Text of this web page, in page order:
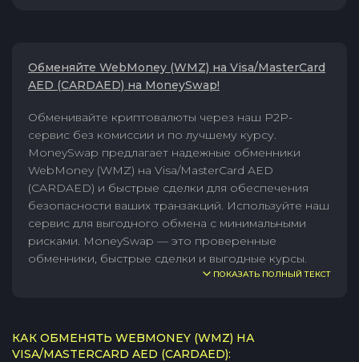
Обменяйте WebMoney (WMZ) на Visa/MasterCard
AED (CARDAED) на MoneySwap!
Обменивайте криптовалюты через наш P2P-
сервис без комиссии и по лучшему курсу.
MoneySwap предлагает надежные обменники
WebMoney (WMZ) на Visa/MasterCard AED
(CARDAED) и быстрые сделки для обеспечения
безопасности ваших транзакций. Используйте наш
сервис для выгодного обмена с минимальными
рисками. MoneySwap — это проверенные
обменники, быстрые сделки и выгодные курсы.
ПОКАЗАТЬ ПОЛНЫЙ ТЕКСТ
КАК ОБМЕНЯТЬ WEBMONEY (WMZ) НА
VISA/MASTERCARD AED (CARDAED):